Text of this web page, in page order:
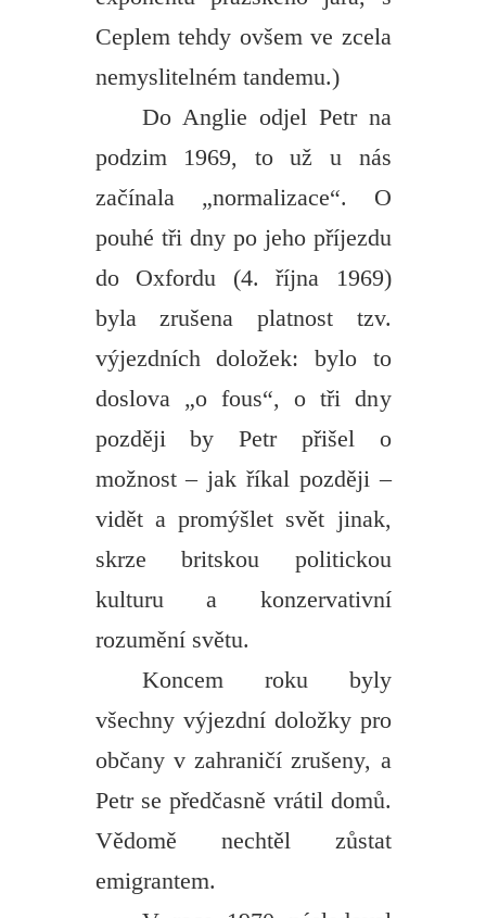
Ceplem tehdy ovšem ve zcela
nemyslitelném tandemu.)
Do Anglie odjel Petr na
podzim 1969, to už u nás
začínala „normalizace“. O
pouhé tři dny po jeho příjezdu
do Oxfordu (4. října 1969)
byla zrušena platnost tzv.
výjezdních doložek: bylo to
doslova „o fous“, o tři dny
později by Petr přišel o
možnost – jak říkal později –
vidět a promýšlet svět jinak,
skrze britskou politickou
kulturu a konzervativní
rozumění světu.
Koncem roku byly
všechny výjezdní doložky pro
občany v zahraničí zrušeny, a
Petr se předčasně vrátil domů.
Vědomě nechtěl zůstat
emigrantem.